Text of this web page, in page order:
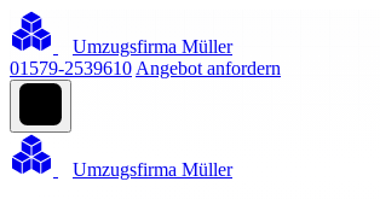
Umzugsfirma Müller
01579-2539610 Angebot anfordern
Umzugsfirma Müller